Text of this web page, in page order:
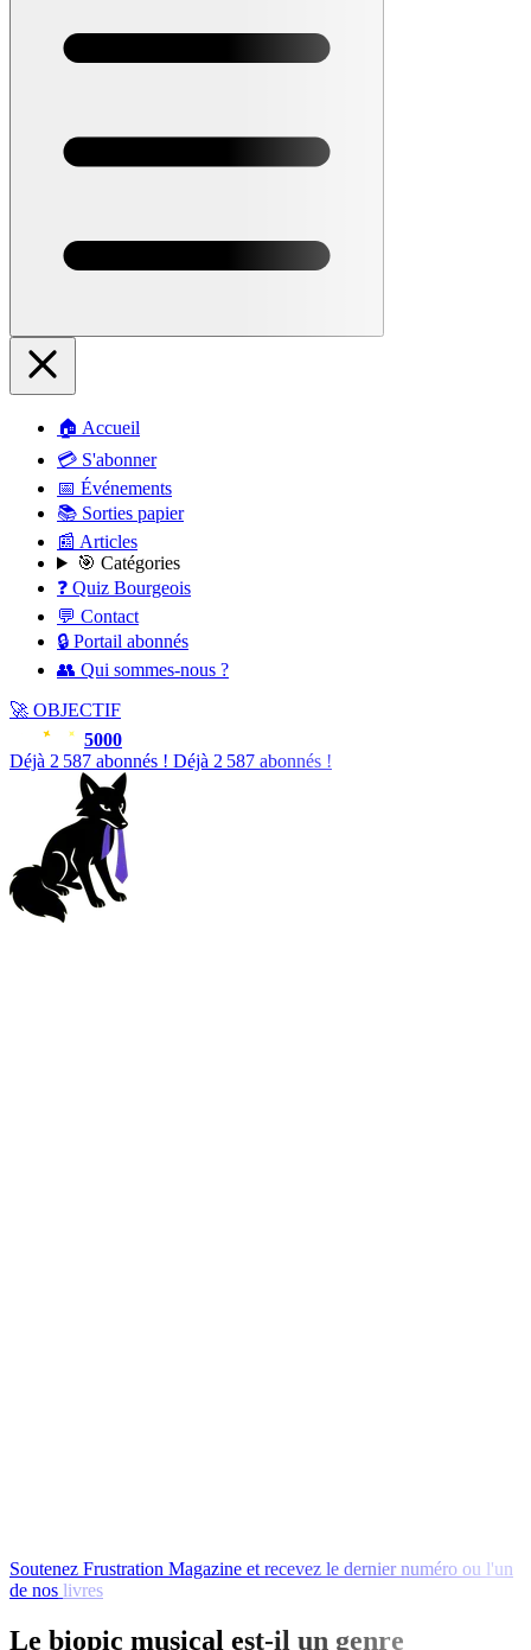
🏠 Accueil
💳 S'abonner
📅 Événements
📚 Sorties papier
📰 Articles
🎯 Catégories
❓ Quiz Bourgeois
💬 Contact
🔒 Portail abonnés
👥 Qui sommes-nous ?
🚀 OBJECTIF
5000
Déjà 2 588 abonnés ! Déjà 2 588 abonnés !
Soutenez Frustration Magazine et recevez le dernier numéro ou l'un
de nos livres
Le biopic musical est-il un genre